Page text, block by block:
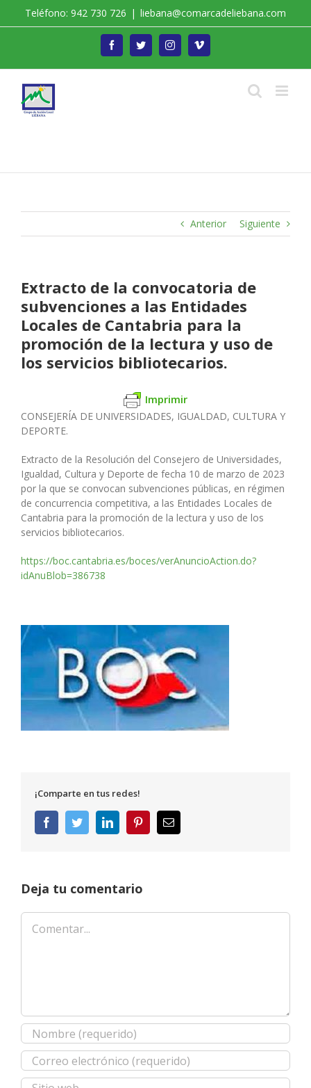
Teléfono: 942 730 726 | liebana@comarcadeliebana.com
FacebookTwitterInstagramVimeo
Anterior Siguiente
Extracto de la convocatoria de
subvenciones a las Entidades
Locales de Cantabria para la
promoción de la lectura y uso de
los servicios bibliotecarios.
Imprimir
CONSEJERÍA DE UNIVERSIDADES, IGUALDAD, CULTURA Y
DEPORTE.
Extracto de la Resolución del Consejero de Universidades,
Igualdad, Cultura y Deporte de fecha 10 de marzo de 2023
por la que se convocan subvenciones públicas, en régimen
de concurrencia competitiva, a las Entidades Locales de
Cantabria para la promoción de la lectura y uso de los
servicios bibliotecarios.
https://boc.cantabria.es/boces/verAnuncioAction.do?
idAnuBlob=386738
¡Comparte en tus redes!
FacebookTwitterLinkedInPinterestCorreo
electrónico
Deja tu comentario
Comentar